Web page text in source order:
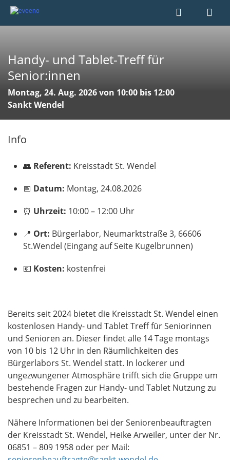
Handy- und Tablet-Treff für
Senior:innen
Montag, 24. Aug. 2026 von 10:00 bis 12:00
Sankt Wendel
Info
👥 Referent: Kreisstadt St. Wendel
📅 Datum: Montag, 24.08.2026
⏰ Uhrzeit: 10:00 – 12:00 Uhr
📍 Ort: Bürgerlabor, Neumarktstraße 3, 66606
St.Wendel (Eingang auf Seite Kugelbrunnen)
💶 Kosten: kostenfrei
Bereits seit 2024 bietet die Kreisstadt St. Wendel einen
kostenlosen Handy- und Tablet Treff für Seniorinnen
und Senioren an. Dieser findet alle 14 Tage montags
von 10 bis 12 Uhr in den Räumlichkeiten des
Bürgerlabors St. Wendel statt. In lockerer und
ungezwungener Atmosphäre trifft sich die Gruppe um
bestehende Fragen zur Handy- und Tablet Nutzung zu
besprechen und zu bearbeiten.
Nähere Informationen bei der Seniorenbeauftragten
der Kreisstadt St. Wendel, Heike Arweiler, unter der Nr.
06851 – 809 1958 oder per Mail: